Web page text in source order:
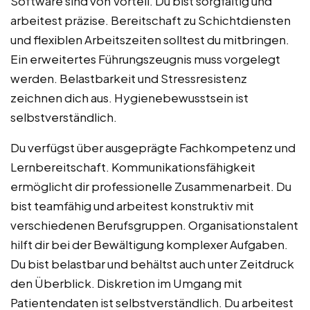
arbeitest präzise. Bereitschaft zu Schichtdiensten
und flexiblen Arbeitszeiten solltest du mitbringen.
Ein erweitertes Führungszeugnis muss vorgelegt
werden. Belastbarkeit und Stressresistenz
zeichnen dich aus. Hygienebewusstsein ist
selbstverständlich.
Du verfügst über ausgeprägte Fachkompetenz und
Lernbereitschaft. Kommunikationsfähigkeit
ermöglicht dir professionelle Zusammenarbeit. Du
bist teamfähig und arbeitest konstruktiv mit
verschiedenen Berufsgruppen. Organisationstalent
hilft dir bei der Bewältigung komplexer Aufgaben.
Du bist belastbar und behältst auch unter Zeitdruck
den Überblick. Diskretion im Umgang mit
Patientendaten ist selbstverständlich. Du arbeitest